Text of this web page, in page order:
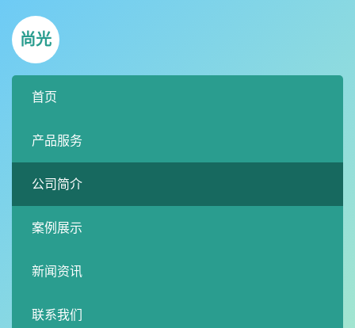
尚光
首页
产品服务
公司简介
案例展示
新闻资讯
联系我们